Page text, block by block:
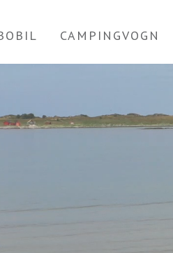
CAMPINGVOGN